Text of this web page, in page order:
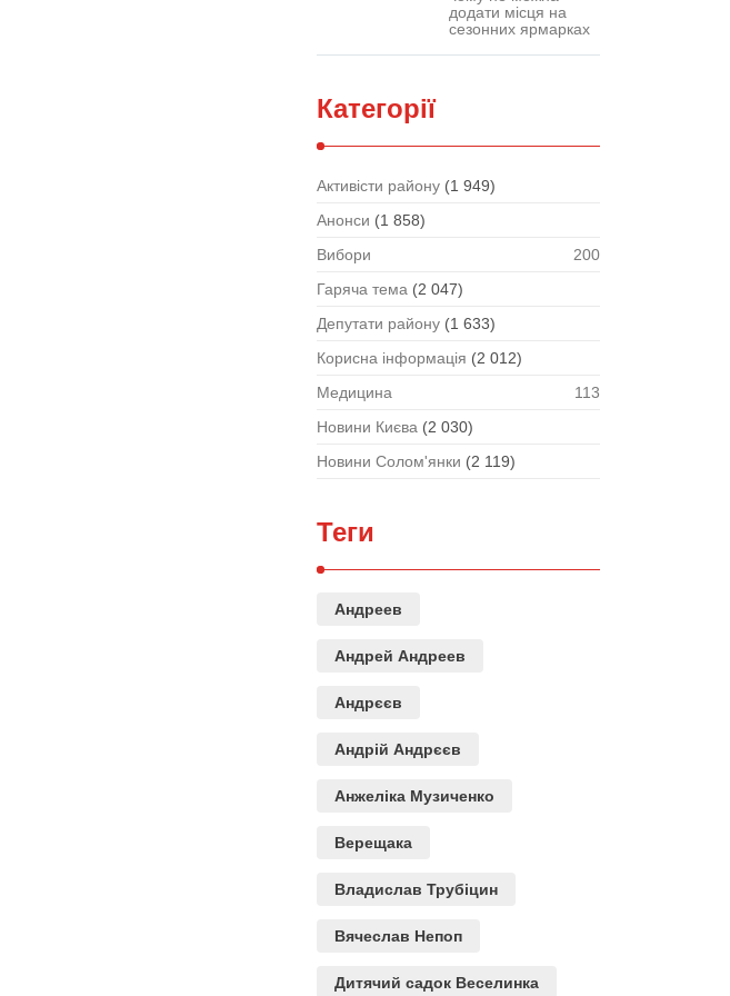
додати місця на
сезонних ярмарках
Категорії
Активісти району (1 949)
Анонси (1 858)
Вибори
200
Гаряча тема (2 047)
Депутати району (1 633)
Корисна інформація (2 012)
Медицина
113
Новини Києва (2 030)
Новини Солом'янки (2 119)
Теги
Андреев
Андрей Андреев
Андрєєв
Андрій Андрєєв
Анжеліка Музиченко
Верещака
Владислав Трубіцин
Вячеслав Непоп
Дитячий садок Веселинка